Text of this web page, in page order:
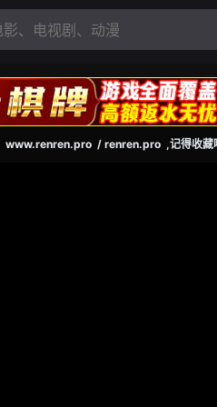
www.renren.pro / renren.pro ,记得收藏